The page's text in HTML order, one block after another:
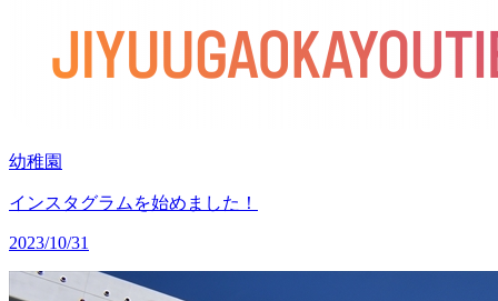
幼稚園
インスタグラムを始めました！
2023/10/31